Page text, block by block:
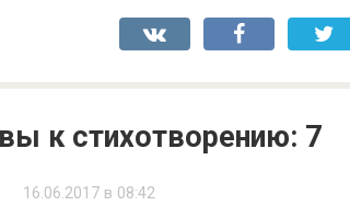
к стихотворению: 7
16.06.2017 в 08:42